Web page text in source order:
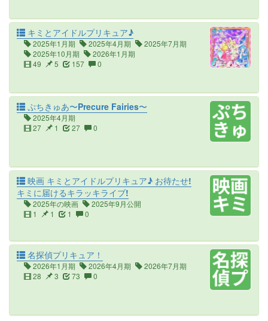
キミとアイドルプリキュア♪
2025年1月期 2025年4月期
2025年7月期
2025年10月期
2026年1月期
49
5 157 0
ぷちきゅあ〜Precure Fairies〜
2025年4月期
27
1 27 0
映画 キミとアイドルプリキュア♪ お待たせ!
キミに届けるキラッキライブ!
2025年の映画
2025年9月公開
1
1 1 0
名探偵プリキュア！
2026年1月期 2026年4月期
2026年7月期
28
3 73 0